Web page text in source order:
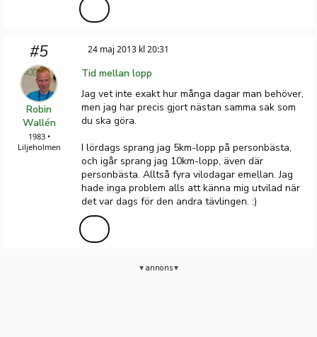
#5
Robin
Wallén
1983 •
Liljeholmen
24 maj 2013 kl 20:31
Tid mellan lopp
Jag vet inte exakt hur många dagar man behöver,
men jag har precis gjort nästan samma sak som
du ska göra.
I lördags sprang jag 5km-lopp på personbästa,
och igår sprang jag 10km-lopp, även där
personbästa. Alltså fyra vilodagar emellan. Jag
hade inga problem alls att känna mig utvilad när
det var dags för den andra tävlingen. :)
annons